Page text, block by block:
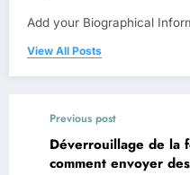
Add your Biographical
View All Posts
Previous post
Déverrouillage de la
comment envoyer